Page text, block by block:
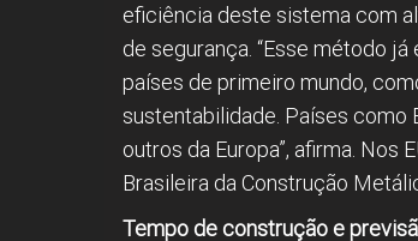
eficiência deste sistema com
de segurança. “Esse método
países de primeiro mundo,
sustentabilidade. Países como
outros da Europa”, afirma. Nos
Brasileira da Construção
Tempo de construção e